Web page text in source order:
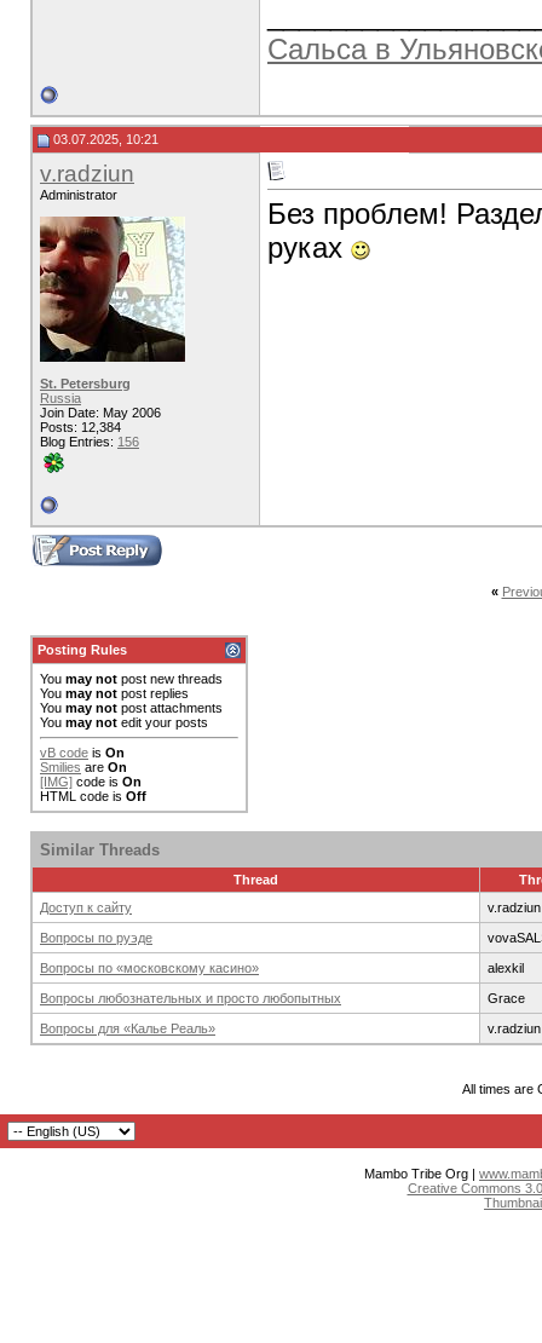
Сальса в
03.07.2025, 10:21
v.radziun
Administrator
St. Petersburg
Russia
Join Date: May 2006
Posts: 12,384
Blog Entries: 156
Без проблем!
руках
«
Posting Rules
You may not post new threads
You may not post replies
You may not post attachments
You may not edit your posts
vB code is On
Smilies are On
[IMG] code is On
HTML code is Off
Similar Threads
Thread
Доступ к сайту
v.radziun
Вопросы по руэде
Вопросы по «московскому касино» alexkil
Вопросы любознательных и просто любопытных Grace
Вопросы для «Калье Реаль» v.radziun
All times are
Mambo Tribe Org |
Creative Commons